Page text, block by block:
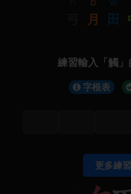
月 田
練習輸入「觸
字根表
更多練習